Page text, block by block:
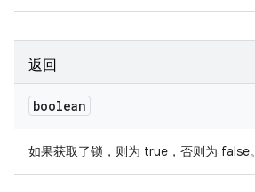
返回
boolean
如果获取了锁，则为 true，否则为 false。